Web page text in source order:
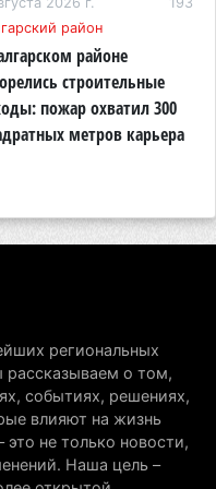
в
новые
219
искусственному
при котором не
164
район
районе
строительные
пожар охватил 300
метров карьера
региональных
о том,
событиях, решениях,
влияют на жизнь
не только новости,
Наша цель –